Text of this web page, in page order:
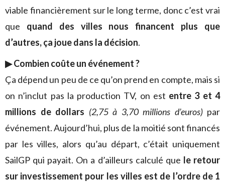
viable financièrement sur le long terme, donc c’est vrai
que quand des villes nous financent plus que
d’autres, ça joue dans la décision.
▶︎ Combien coûte un événement ?
Ça dépend un peu de ce qu’on prend en compte, mais si
on n’inclut pas la production TV, on est entre 3 et 4
millions de dollars (2,75 à 3,70 millions d’euros)par
événement. Aujourd’hui, plus de la moitié sont financés
par les villes, alors qu’au départ, c’était uniquement
SailGP qui payait. On a d’ailleurs calculé que le retour
sur investissement pour les villes est de l’ordre de 1